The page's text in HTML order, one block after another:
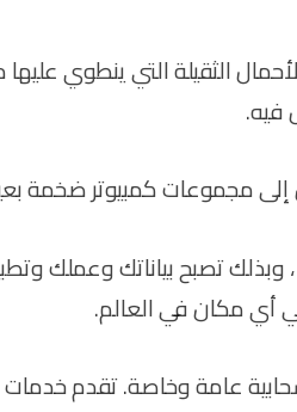
الثقيلة التي ينطوي عليها
فيه.
مجموعات كمبيوتر ضخمة
، وبذلك تصبح بياناتك وعملك
أي مكان في العالم.
عامة وخاصة. تقدم خدمات